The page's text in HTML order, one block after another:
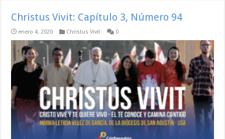
Christus Vivit: Capítulo 3, Número 94
enero 4, 2020 Christus Vivit 0